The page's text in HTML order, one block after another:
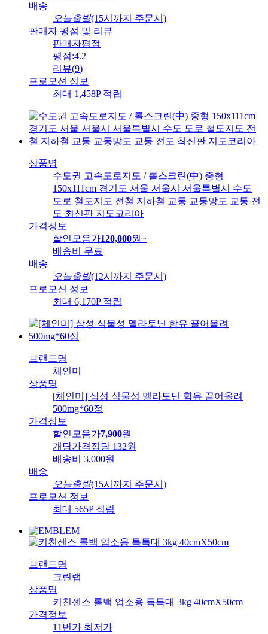
배송
오늘출발(15시까지 주문시)
판매자 평점 및 리뷰
판매자평점
평점:4.2
리뷰(9)
프로모션 정보
최대 1,458P 적립
상품명
수도권 고속도로지도 / 롤스크린(中) 중형
150x111cm 경기도 서울 서울시 서울특별시 수도
도로 철도지도 전철 지하철 교통 교통망도 교통 전
도 최신판 지도코리아
가격정보
할인모음가120,000원~
배송비
무료
배송
오늘출발(12시까지 주문시)
프로모션 정보
최대 6,170P 적립
브랜드명
체인미
상품명
[체인미] 삼성 식물성 멜라토닌 함유 끌어올려
500mg*60정
가격정보
할인모음가7,900원
개당가격정당 132원
배송비
3,000원
배송
오늘출발(15시까지 주문시)
프로모션 정보
최대 565P 적립
브랜드명
크린랩
상품명
키친센스 롤백 업소용 특특대 3kg 40cmX50cm
가격정보
11번가 최저가